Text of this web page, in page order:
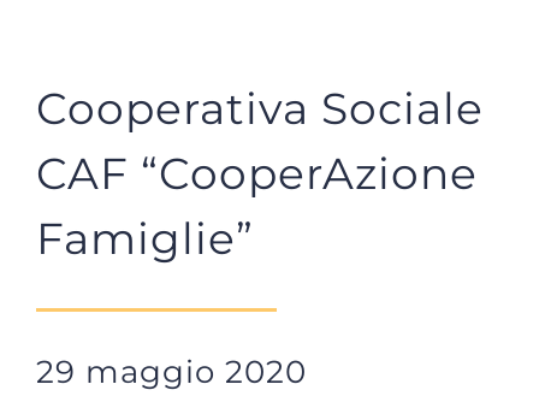
Cooperativa Sociale
CAF “CooperAzione
Famiglie”
29 maggio 2020